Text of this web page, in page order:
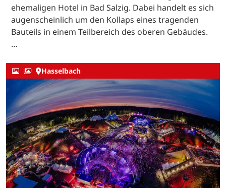
ehemaligen Hotel in Bad Salzig. Dabei handelt es sich
augenscheinlich um den Kollaps eines tragenden
Bauteils in einem Teilbereich des oberen Gebäudes.
…
Hasselbach